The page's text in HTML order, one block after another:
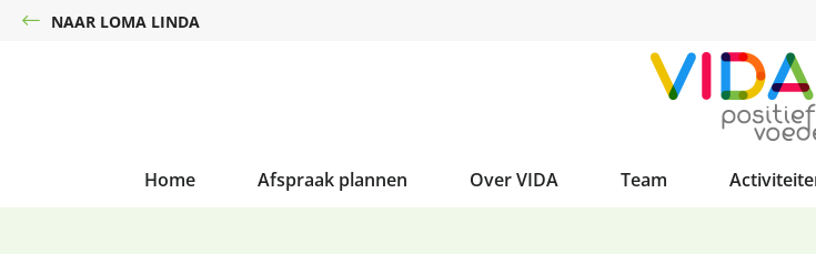
NAAR LOMA LINDA
Home Afspraak plannen Over VIDA Team